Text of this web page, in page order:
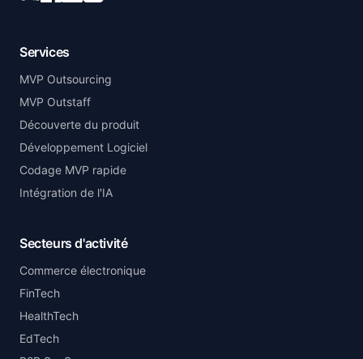
Services
MVP Outsourcing
MVP Outstaff
Découverte du produit
Développement Logiciel
Codage MVP rapide
Intégration de l'IA
Secteurs d'activité
Commerce électronique
FinTech
HealthTech
EdTech